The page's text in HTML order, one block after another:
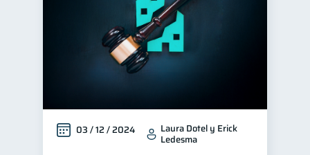
03 / 12 / 2024 Laura Dotel y Erick
Ledesma